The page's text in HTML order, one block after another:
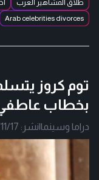
طلاق المشاهير العرب
Arab celebrities divorces
توم كروز
بخطاب
دراما وسينما|نشر: 17